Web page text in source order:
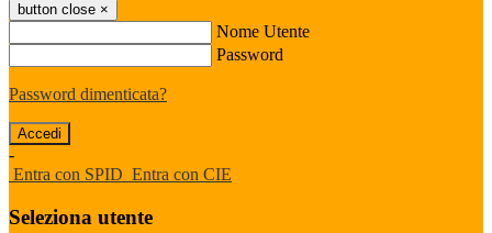
button close ×
Nome Utente
Password
Password dimenticata?
-
Entra con SPID Entra con CIE
Seleziona utente